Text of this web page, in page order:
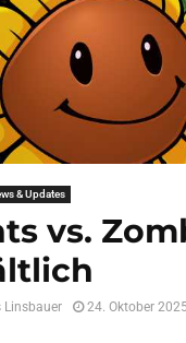
& Updates
vs.
Linsbauer 24. Oktober 2025